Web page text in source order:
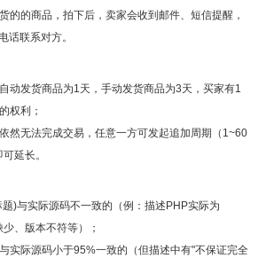
的的商品，拍下后，卖家会收到邮件、短信提醒，
话联系对方。
动发货商品为1天，手动发货商品为3天，买家有1
权利；
然无法完成交易，任意一方可发起追加周期（1~60
延长。
)与实际源码不一致的（例：描述PHP实际为
、版本不符等）；
实际源码小于95%一致的（但描述中有"不保证完全